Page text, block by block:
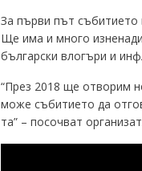
За първи път събитието
Ще има и много
български влогъри и
“През 2018 ще отворим
може събитието да
та” – посочват